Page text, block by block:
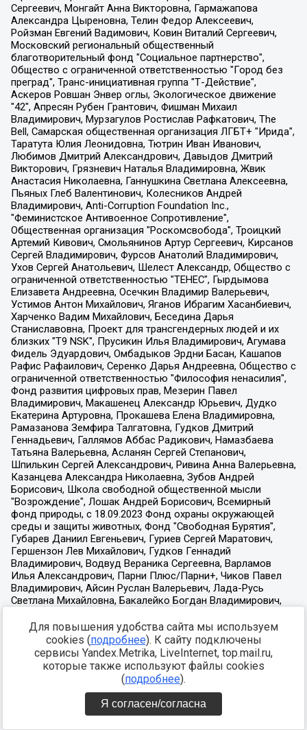
Для повышения удобства сайта мы используем
cookies (подробнее). К сайту подключены
сервисы Yandex.Metrika, LiveInternet, top.mail.ru,
которые также используют файлы cookies
(подробнее).
Я согласен/согласна